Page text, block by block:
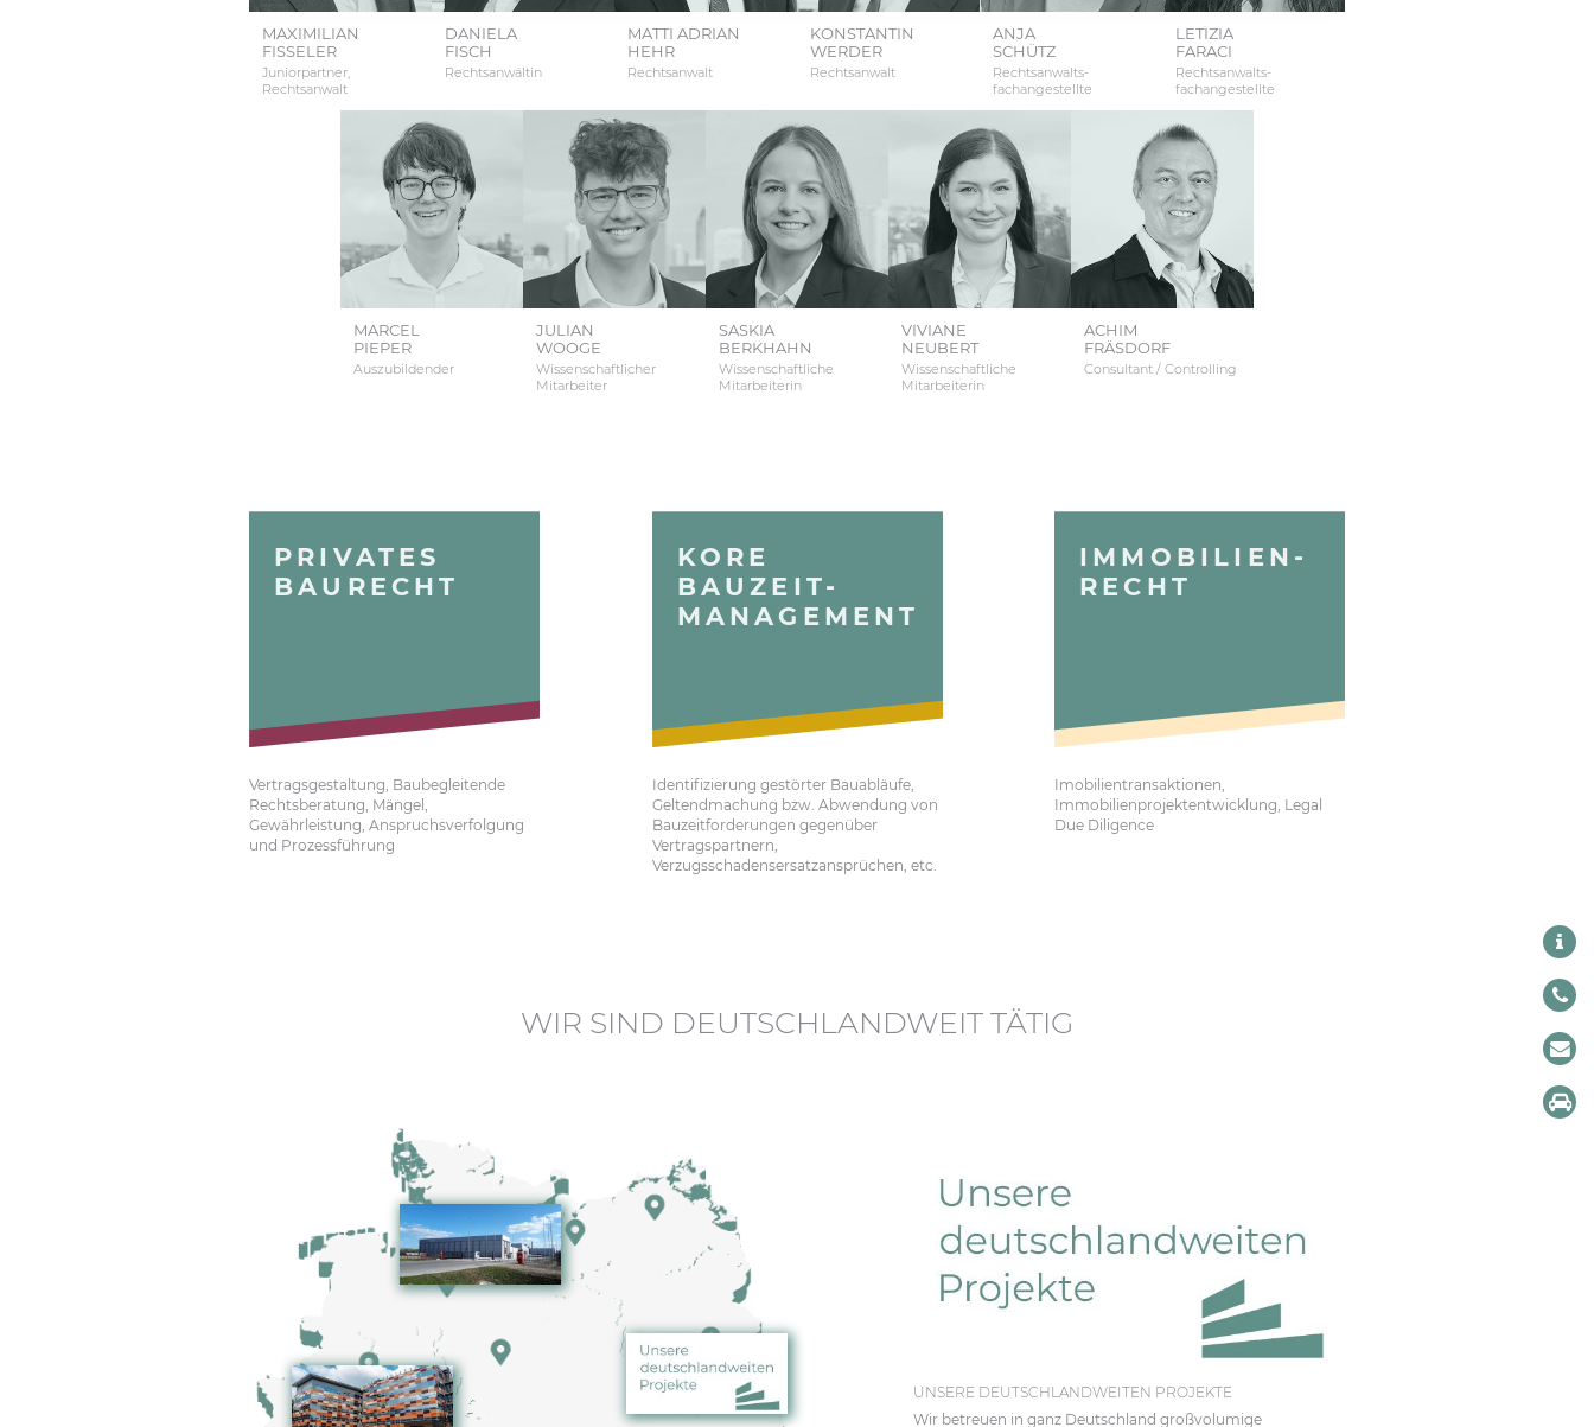
MAXIMILIAN
FISSELER
Juniorpartner,
Rechtsanwalt
DANIELA
FISCH
Rechtsanwältin
MATTI ADRIAN
HEHR
Rechtsanwalt
KONSTANTIN
WERDER
Rechtsanwalt
ANJA
SCHÜTZ
Rechtsanwalts­
fachangestellte
LETIZIA
FARACI
Rechtsanwalts­
fachangestellte
MARCEL
PIEPER
Auszubildender
JULIAN
WOOGE
Wissenschaftlicher
Mitarbeiter
SASKIA
BERKHAHN
Wissenschaftliche
Mitarbeiterin
VIVIANE
NEUBERT
Wissenschaftliche
Mitarbeiterin
ACHIM
FRÄSDORF
Consultant / Controlling
PRIVATES
BAURECHT
Vertragsgestaltung, Baubegleitende
Rechtsberatung, Mängel,
Gewährleistung, Anspruchsverfolgung
und Prozessführung
KORE
BAUZEIT-
MANAGEMENT
Identifizierung gestörter Bauabläufe,
Geltendmachung bzw. Abwendung von
Bauzeitforderungen gegenüber
Vertragspartnern,
Verzugsschadensersatzansprüchen, etc.
IMMOBILIEN-
RECHT
Imobilientransaktionen,
Immobilienprojektentwicklung, Legal
Due Diligence
WIR SIND DEUTSCHLANDWEIT TÄTIG
UNSERE DEUTSCHLANDWEITEN PROJEKTE
Wir betreuen in ganz Deutschland großvolumige